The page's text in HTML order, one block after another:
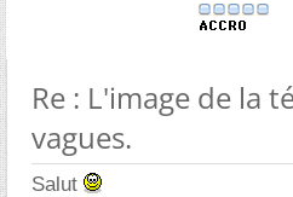
Re : L'image de la
vagues.
Salut